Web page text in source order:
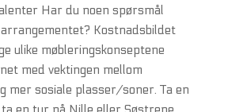
Har du noen spørsmål
Kostnadsbildet
ulike møbleringskonseptene
med vektingen mellom
mer sosiale plasser/soner. Ta en